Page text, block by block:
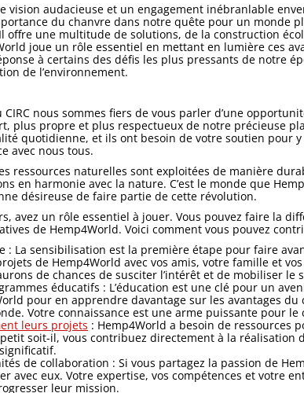
vision audacieuse et un engagement inébranlable
du chanvre dans notre quête pour un monde
offre une multitude de solutions, de la construction
joue un rôle essentiel en mettant en lumière ces
à certains des défis les plus pressants de notre
de l’environnement.
nous sommes fiers de vous parler d’une
plus propre et plus respectueux de notre précieuse
quotidienne, et ils ont besoin de votre soutien pour y
avec nous tous.
ressources naturelles sont exploitées de manière
en harmonie avec la nature. C’est le monde que
désireuse de faire partie de cette révolution.
avez un rôle essentiel à jouer. Vous pouvez faire la
de Hemp4World. Voici comment vous pouvez
: La sensibilisation est la première étape pour faire
de Hemp4World avec vos amis, votre famille et
de chances de susciter l’intérêt et de mobiliser le
éducatifs : L’éducation est une clé pour un
pour en apprendre davantage sur les avantages
Votre connaissance est une arme puissante pour le
leurs projets : Hemp4World a besoin de ressources
soit-il, vous contribuez directement à la réalisation
de collaboration : Si vous partagez la passion de
avec eux. Votre expertise, vos compétences et votre
leur mission.